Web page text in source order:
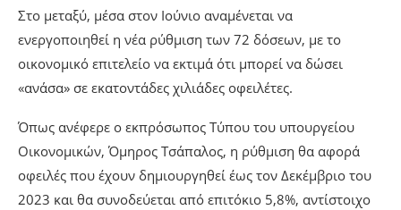
Στο μεταξύ, μέσα στον Ιούνιο αναμένεται να
ενεργοποιηθεί η νέα ρύθμιση των 72 δόσεων, με το
οικονομικό επιτελείο να εκτιμά ότι μπορεί να δώσει
«ανάσα» σε εκατοντάδες χιλιάδες οφειλέτες.
Όπως ανέφερε ο εκπρόσωπος Τύπου του υπουργείου
Οικονομικών, Όμηρος Τσάπαλος, η ρύθμιση θα αφορά
οφειλές που έχουν δημιουργηθεί έως τον Δεκέμβριο του
2023 και θα συνοδεύεται από επιτόκιο 5,8%, αντίστοιχο